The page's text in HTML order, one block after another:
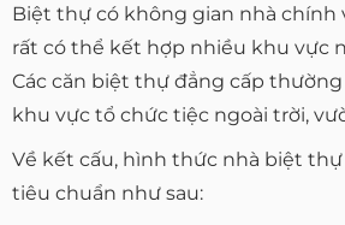
Biệt thự có không gian nhà chính
rất có thể kết hợp nhiều khu vực
Các căn biệt thự đẳng cấp
khu vực tổ chức tiệc ngoài trời,
Về kết cấu, hình thức nhà biệt thự
tiêu chuẩn như sau: